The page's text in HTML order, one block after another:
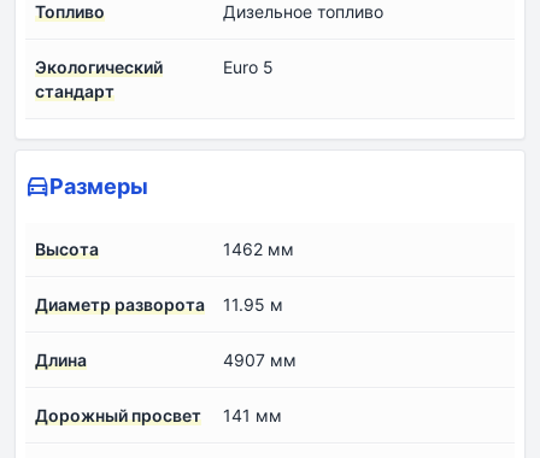
Топливо Дизельное топливо
Экологический
стандарт
Euro 5
Размеры
Высота 1462 мм
Диаметр разворота 11.95 м
Длина 4907 мм
Дорожный просвет 141 мм